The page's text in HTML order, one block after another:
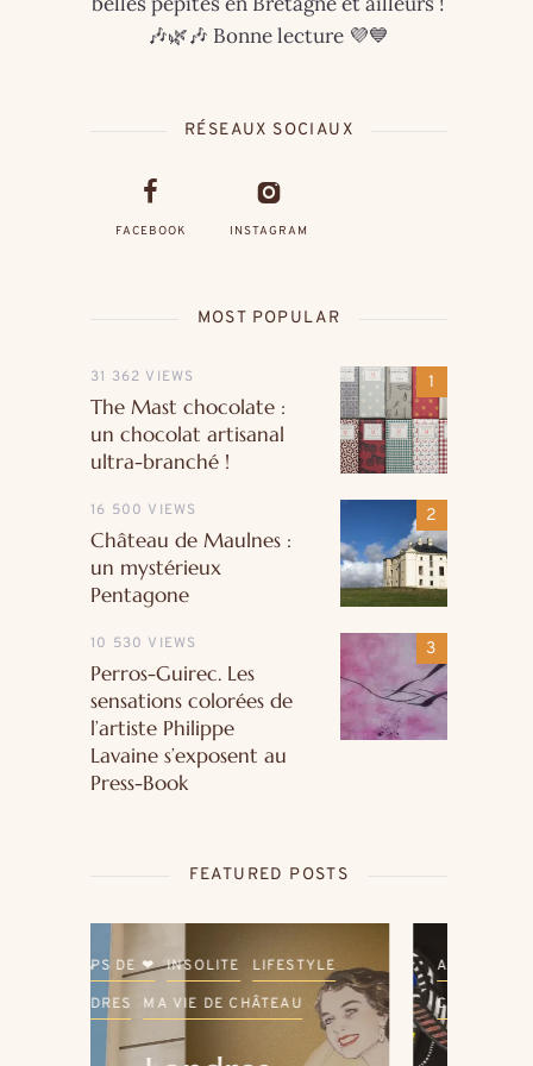
🎶🌿🎶 Bonne lecture 💜💙
RÉSEAUX SOCIAUX
FACEBOOK INSTAGRAM
MOST POPULAR
31 362 VIEWS
The Mast chocolate :
un chocolat artisanal
ultra-branché !
16 500 VIEWS
Château de Maulnes :
un mystérieux
Pentagone
10 530 VIEWS
Perros-Guirec. Les
sensations colorées de
l’artiste Philippe
Lavaine s’exposent au
Press-Book
FEATURED POSTS
ARTISTES - PEINTRES
BRETAGNE
COUPS DE ❤
INSOLITE